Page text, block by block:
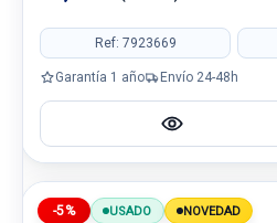
Ref: 7923669
Garantía 1 año Envío 24-48h
-5% USADO NOVEDAD